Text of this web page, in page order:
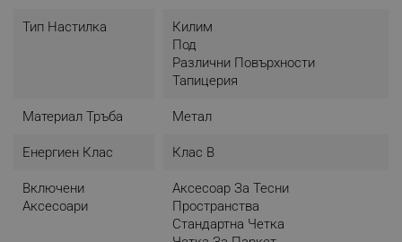
Тип Настилка
Килим
Под
Различни Повърхности
Тапицерия
Материал Тръба Метал
Енергиен Клас Клас B
Включени
Аксесоари
Аксесоар За Тесни
Пространства
Стандартна Четка